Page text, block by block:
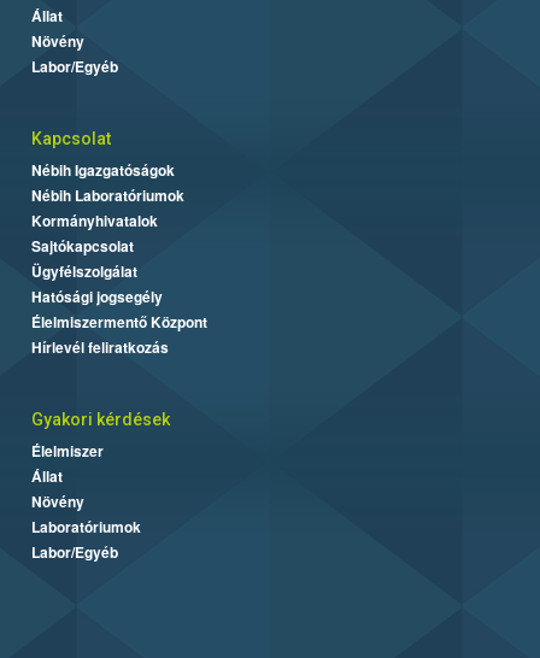
Állat
Növény
Labor/Egyéb
Kapcsolat
Nébih Igazgatóságok
Nébih Laboratóriumok
Kormányhivatalok
Sajtókapcsolat
Ügyfélszolgálat
Hatósági jogsegély
Élelmiszermentő Központ
Hírlevél feliratkozás
Gyakori kérdések
Élelmiszer
Állat
Növény
Laboratóriumok
Labor/Egyéb